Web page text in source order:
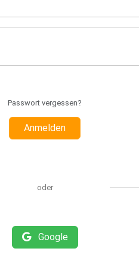
Passwort vergessen?
Anmelden
oder
Google